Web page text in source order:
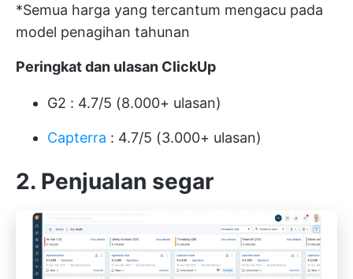
*Semua harga yang tercantum mengacu pada
model penagihan tahunan
Peringkat dan ulasan ClickUp
G2 : 4.7/5 (8.000+ ulasan)
Capterra : 4.7/5 (3.000+ ulasan)
2. Penjualan segar